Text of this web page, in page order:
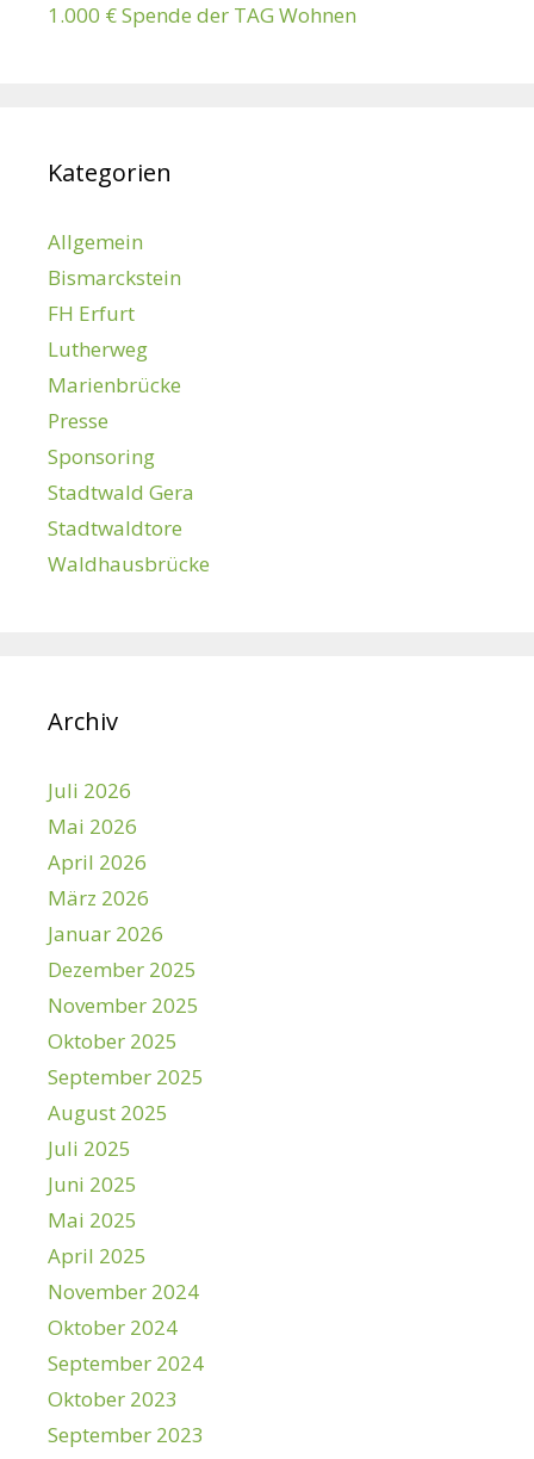
1.000 € Spende der TAG Wohnen
Kategorien
Allgemein
Bismarckstein
FH Erfurt
Lutherweg
Marienbrücke
Presse
Sponsoring
Stadtwald Gera
Stadtwaldtore
Waldhausbrücke
Archiv
Juli 2026
Mai 2026
April 2026
März 2026
Januar 2026
Dezember 2025
November 2025
Oktober 2025
September 2025
August 2025
Juli 2025
Juni 2025
Mai 2025
April 2025
November 2024
Oktober 2024
September 2024
Oktober 2023
September 2023